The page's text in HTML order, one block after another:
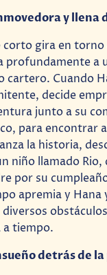
y llena
corto gira en torno
profundamente a
cartero. Cuando
decide
junto a su
para encontrar
la historia,
niño llamado Rio,
por su
apremia y Hana
tiempo.
detrás de